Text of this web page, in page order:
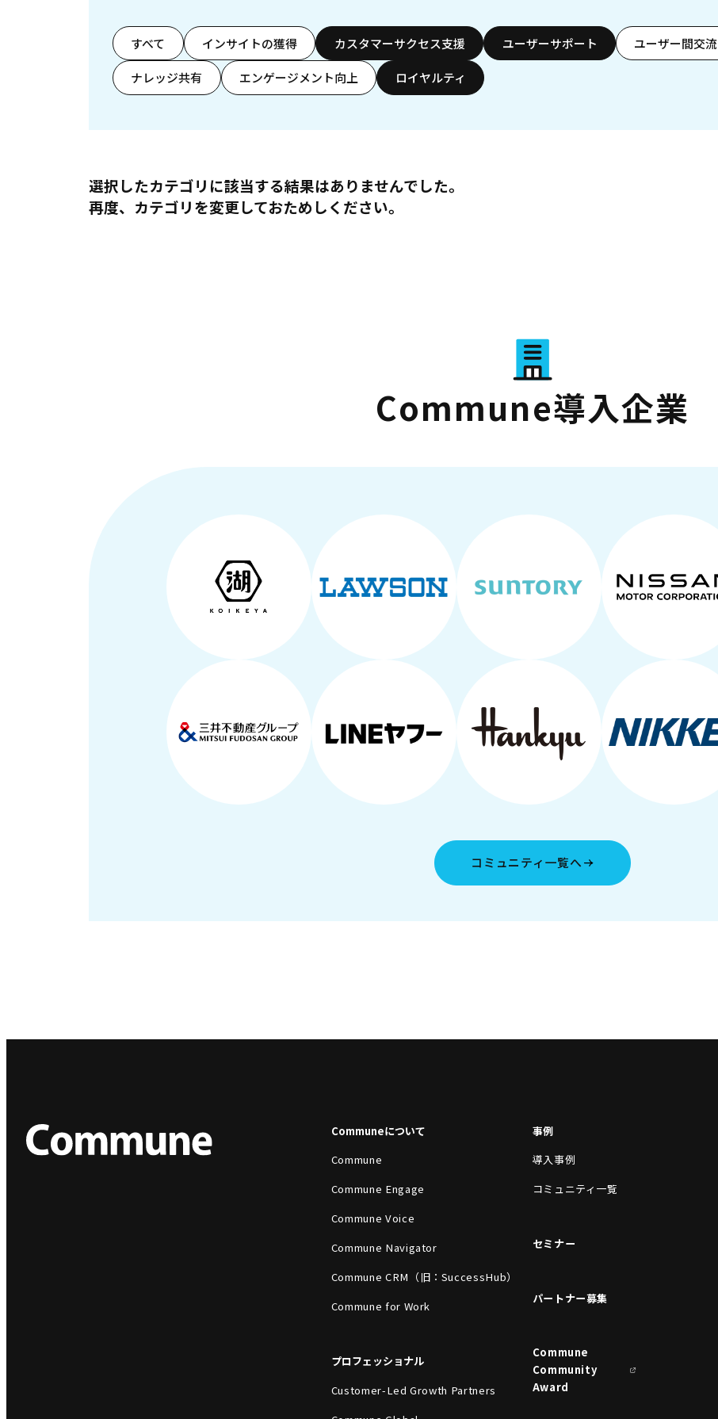
すべて インサイトの獲得 カスタマーサクセス支援 ユーザーサポート ユーザー間交流
ナレッジ共有 エンゲージメント向上 ロイヤルティ
選択したカテゴリに該当する結果はありませんでした。
再度、カテゴリを変更しておためしください。
Commune導入企業
コミュニティ一覧へ
Communeについて
Commune
Commune Engage
Commune Voice
Commune Navigator
Commune CRM（旧：SuccessHub）
Commune for Work
プロフェッショナル
Customer-Led Growth Partners
事例
導入事例
コミュニティ一覧
セミナー
パートナー募集
Commune
Community
Award